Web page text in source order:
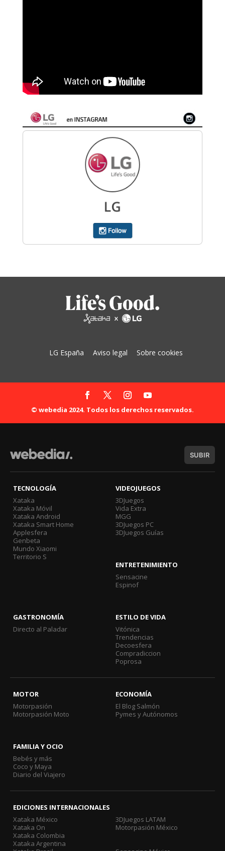
LG España Aviso legal Sobre cookies
© webedia 2024. Todos los derechos reservados.
SUBIR
TECNOLOGÍA
Xataka
Xataka Móvil
Xataka Android
Xataka Smart Home
Applesfera
Genbeta
Mundo Xiaomi
Territorio S
VIDEOJUEGOS
3DJuegos
Vida Extra
MGG
3DJuegos PC
3DJuegos Guías
ENTRETENIMIENTO
Sensacine
Espinof
GASTRONOMÍA
Directo al Paladar
ESTILO DE VIDA
Vitónica
Trendencias
Decoesfera
Compradiccion
Poprosa
MOTOR
Motorpasión
Motorpasión Moto
ECONOMÍA
El Blog Salmón
Pymes y Autónomos
FAMILIA Y OCIO
Bebés y más
Coco y Maya
Diario del Viajero
EDICIONES INTERNACIONALES
Xataka México
Xataka On
Xataka Colombia
Xataka Argentina
3DJuegos LATAM
Motorpasión México